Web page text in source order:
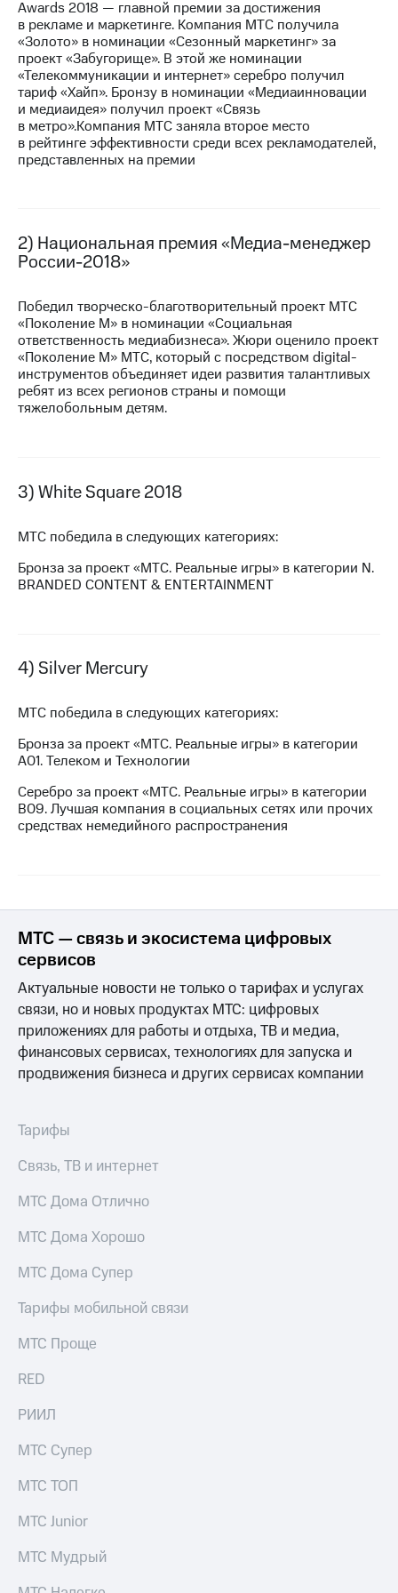
МТС
о технологиях
Достижения
Интервью
Финансовая
отчетность
в
регионе
и акционерам
Корпоративное
управление
Корпоративный
секретарь
Раскрытие
информации
ПАО
"МТС"
акционеров
кабинет
акционера
аудит
акций
Описание
Программа
Порядок
выкупа
акций
Описание
Уведомление
о
именных
облигаций
Другое
Регистратор
Реквизиты
этика
Awards 2018 — главной премии за достижения
в рекламе и маркетинге. Компания МТС получила
«Золото» в номинации «Сезонный маркетинг» за
проект «Забугорище». В этой же номинации
«Телекоммуникации и интернет» серебро получил
тариф «Хайп». Бронзу в номинации «Медиаинновации
и медиаидея» получил проект «Связь
в метро».Компания МТС заняла второе место
в рейтинге эффективности среди всех рекламодателей,
представленных на премии
2) Национальная премия «Медиа-менеджер
России-2018»
Победил творческо-благотворительный проект МТС
«Поколение М» в номинации «Социальная
ответственность медиабизнеса». Жюри оценило проект
«Поколение М» МТС, который с посредством digital-
инструментов объединяет идеи развития талантливых
ребят из всех регионов страны и помощи
тяжелобольным детям.
3) White Square 2018
МТС победила в следующих категориях:
Бронза за проект «МТС. Реальные игры» в категории N.
BRANDED CONTENT & ENTERTAINMENT
4) Silver Mercury
МТС победила в следующих категориях:
Бронза за проект «МТС. Реальные игры» в категории
А01. Телеком и Технологии
Серебро за проект «МТС. Реальные игры» в категории
В09. Лучшая компания в социальных сетях или прочих
средствах немедийного распространения
МТС — связь и экосистема цифровых
сервисов
Актуальные новости не только о тарифах и услугах
связи, но и новых продуктах МТС: цифровых
приложениях для работы и отдыха, ТВ и медиа,
финансовых сервисах, технологиях для запуска и
продвижения бизнеса и других сервисах компании
Тарифы
Связь, ТВ и интернет
МТС Дома Отлично
МТС Дома Хорошо
МТС Дома Супер
Тарифы мобильной связи
МТС Проще
RED
РИИЛ
МТС Супер
МТС ТОП
МТС Junior
МТС Мудрый